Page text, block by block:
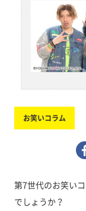
お笑いコラム
第7世代のお笑い
でしょうか？